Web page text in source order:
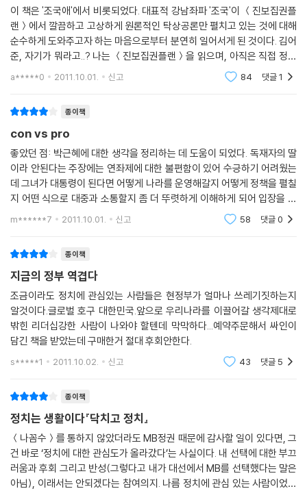
버리고.
인터넷 홈페이지는, 블로그는, 게시판은 정보를 게재하고 방문자를 기다
려야 하는 피동적 전파를 속성으로 해. 그런데 여기 SNS가 결합되면서 정
보 수용자가 자발적으로 그리고 손쉽게, 이게 중요해 손쉽게, 스스로 능동
콘텐츠가 스스로 성장하는, 콘텐츠가 자기 가치를 스스로를 입증할 수 있
는 물적 토대가 탄생하고 있는 거야. 이 본질을 간파하는 나 같은 사람에게
는.(웃음) 이거야말로 혁명이야. 탱크로 밀어야만 혁명이 아니야. 기득의
구조가 뒤집어질 수 있으면, 다 혁명이야.
과거의 군사정권은 조직폭력단이었어.(웃음) 힘으로 눌렀지. 그런데 이명
박은 금융사기단이야.(웃음) 돈으로 누른다. 밥줄 끊고 소송해서 생활을
망가뜨려. 밥줄로부터 자유로운 사람은 없다. 힘으로 때리면 약한 놈은 피
런데 밥줄 때문에 입을 다물면 스스로 자괴감 들어. 우울해져. 자존이 낮아
져. 위축돼. 외면하고 싶어. 그러니까 지금 이 시대가 필요로 하는 건, 위로
야. 쫄지 마! 떠들어도 돼, 씨바. 그런 자세는 그 자체로 ?람들에게 위로가
된다.
--- 본문 중에서
에 참여해야 하며 그것도 ‘알고’ 찍어야 하는지, 왜 사람들이 머리 아픈 정
치에 관심을 가져야 하는지, 나뿐만 아니라 모두가 다 같이 잘살기 위한 길
은 무엇인지, 일상 언어로 풀어헤쳐보고자 했다. 이 엄중한 시국에 벌어진
우연을 가장한 필연. 정치 지형에 대한, 공학적 접근이 아니라 실제로 각 개
인의 입장에서 적용할 수 있는 꼼꼼하고 구체적인 정치 해설 가이드북 《닥
러가 되었다.
[나는 꼼수다]를 넘어서
이 책의 모토는 ‘알고 찍자’다. 내년 대선과 총선에 앞서 어떤 정당과 정치
인이 우리의 욕망과 희망에 부합하는지 김어준은 에둘러 말하지 않는다.
박근혜를 비롯해 이렇게 많은 현직 정치인들을 구체적으로 조목조목 신랄
하게 평가한 책은 유례를 찾아보기 힘들 정도다. 김어준은 정치가 인격화
다. 그 익살스런 입담으로 쏟아내는 적나라한 인물평 속에는 우리가 그 정
치인들을 보면서 어렴풋이 느꼈던 감정을 집어내는 통찰이 있다. 단 몇 마
디로 그 정치인이 어떤 사람인지, 나에게 어떤 영향을 줄지 판가름해준다.
이렇듯, 김어준의 《닥치고 정치》는 [나는 꼼수다]를 정리한 확장판이 아니
다. [나는 꼼수다]가 아무도 알려주지 않는 뉴스 속 사건들의 실체를 까발
리고, 단편적으로 보이는 사건을 하나의 큰 그림으로 엮어내면서, 실체에
다가갈수록 커지는 분노를 웃음으로 승화시킨다면 이 책은 자신의 상황과
그동안 기득권을 누려온 보수의 실체를 적나라하게 보여주고, 그 반대편에
있으면서도 대다수 국민들을 대변하지 못한 진보 정당의 한계 또한 여과
없이 보여주는 식이다. 비꼬고 낄낄거리기보다 사뭇 진지한 태도다. 그리
고 이를 바탕으로 진보집권을 위한 김어준의 로드맵을 제시한다. 책 속에
현직 정치인들을 그렇게 많이 등장시키고 날카롭게 파헤치는 이유가 로드
맵을 가능토록 하는 엔진이 바로 사람, 정치인이기 때문이다. 좋은 컨텐츠
이 책은 '조국애'에서 비롯되었다. 대표적 강남좌파 '조국'이 ＜진보집권플
랜＞에서 깔끔하고 고상하게 원론적인 탁상공론만 펼치고 있는 것에 대해
순수하게 도와주고자 하는 마음으로부터 분연히 일어서게 된 것이다. 김어
준, 자기가 뭐라고..? 나는 ＜진보집권플랜＞을 읽으며, 아직은 직접 정치
판에 뛰어들 준비가 안되었다고 밝힌 조국 교수의 의사를 언젠가는 준비가
a*****0 2011.10.01. 신고 84 댓글1
종이책
con vs pro
좋았던 점: 박근혜에 대한 생각을 정리하는 데 도움이 되었다. 독재자의 딸
이라 안된다는 주장에는 연좌제에 대한 불편함이 있어 수긍하기 어려웠는
데 그녀가 대통령이 된다면 어떻게 나라를 운영해갈지 어떻게 정책을 펼칠
지 어떤 식으로 대중과 소통할지 좀 더 뚜렷하게 이해하게 되어 입장을 분
명히 정리할 수 있었다. 대통령이라는 자리에 가장 필요한 자질은 뭘까? 역
m******7 2011.10.01. 신고 58 댓글0
종이책
지금의 정부 역겹다
조금이라도 정치에 관심있는 사람들은 현정부가 얼마나 쓰레기짓하는지
알것이다.글로벌 호구 대한민국.앞으로 우리나라를 이끌어갈 생각제대로
밖힌 리더십강한 사람이 나와야 할텐데 막막하다...예약주문해서 싸인이
담긴 책을 받았는데 구매한거 절대 후회안한다.
s*****1 2011.10.02. 신고 43 댓글 5
종이책
정치는 생활이다『닥치고 정치』
＜나꼼수＞를 통하지 않았더라도 MB정권 때문에 감사할 일이 있다면, 그
건 바로 ‘정치에 대한 관심도가 올라갔다’는 사실이다. 내 선택에 대한 부끄
러움과 후회 그리고 반성(그렇다고 내가 대선에서 MB를 선택했다는 말은
아님), 이래서는 안되겠다는 참여의지. 나름 정치에 관심 있는 사람이었다